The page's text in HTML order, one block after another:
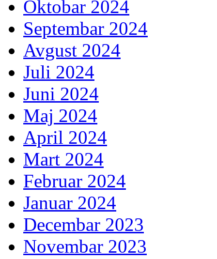
Oktobar 2024
Septembar 2024
Avgust 2024
Juli 2024
Juni 2024
Maj 2024
April 2024
Mart 2024
Februar 2024
Januar 2024
Decembar 2023
Novembar 2023